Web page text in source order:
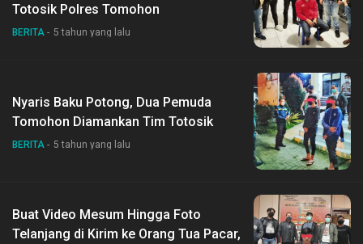
Totosik Polres Tomohon
BERITA 5 tahun yang lalu
Nyaris Baku Potong, Dua Pemuda
Tomohon Diamankan Tim Totosik
BERITA 5 tahun yang lalu
Buat Video Mesum Hingga Foto
Telanjang di Kirim ke Orang Tua Pacar,